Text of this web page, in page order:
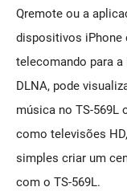
Qremote ou a
dispositivos iPhone
telecomando para
DLNA, pode
música no TS-569L
como televisões
simples criar um
com o TS-569L.